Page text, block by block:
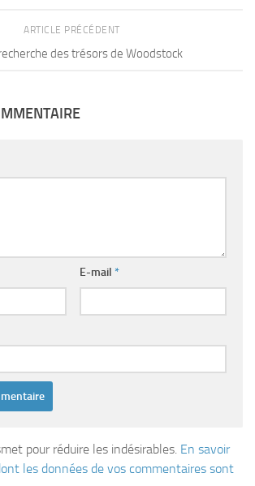
ARTICLE PRÉCÉDENT
des trésors de Woodstock
E-mail *
pour réduire les indésirables. En savoir
les données de vos commentaires sont